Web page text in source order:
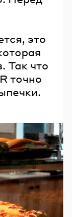
это
Так что
точно